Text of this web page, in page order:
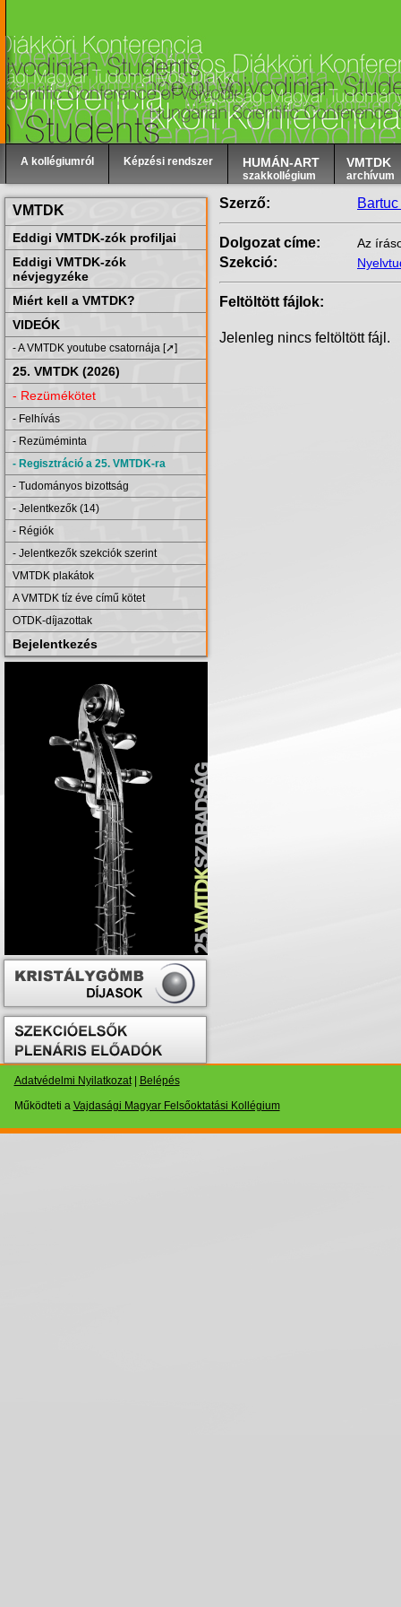
A kollégiumról Képzési rendszer HUMÁN-ART
szakkollégium
VMTDK
archívum
VMTDK
Eddigi VMTDK-zók profiljai
Eddigi VMTDK-zók
névjegyzéke
Miért kell a VMTDK?
VIDEÓK
- A VMTDK youtube csatornája [➚]
25. VMTDK (2026)
- Rezümékötet
- Felhívás
- Rezüméminta
- Regisztráció a 25. VMTDK-ra
- Tudományos bizottság
- Jelentkezők (14)
- Régiók
- Jelentkezők szekciók szerint
VMTDK plakátok
A VMTDK tíz éve című kötet
OTDK-díjazottak
Bejelentkezés
Szerző:
Dolgozat címe: Az
Szekció:
Feltöltött fájlok:
Jelenleg nincs feltöltött fájl.
Adatvédelmi Nyilatkozat|
Belépés
Működteti a Vajdasági Magyar Felsőoktatási Kollégium